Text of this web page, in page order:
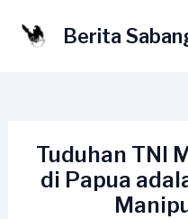
Berita
Tuduhan TNI
di Papua